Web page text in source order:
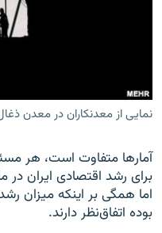
زبان‌های دیگر
نمایی از معدنکاران در معدن
آمارها متفاوت است، هر
برای رشد اقتصادی ایران
اما همگی بر اینکه میزان
بوده اتفاق‌نظر دارند.